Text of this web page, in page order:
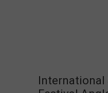
International